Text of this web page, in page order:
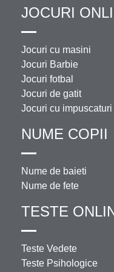
JOCURI
Jocuri cu masini
Jocuri Barbie
Jocuri fotbal
Jocuri de gatit
Jocuri cu impuscaturi
NUME COPII
Nume de baieti
Nume de fete
TESTE
Teste Vedete
Teste Psihologice